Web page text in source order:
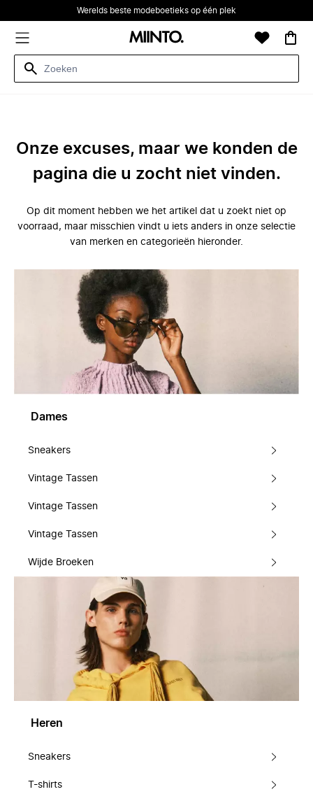
Werelds beste modeboetieks op één plek
Onze excuses, maar we konden de
pagina die u zocht niet vinden.
Op dit moment hebben we het artikel dat u zoekt niet op
voorraad, maar misschien vindt u iets anders in onze selectie
van merken en categorieën hieronder.
Dames
Sneakers
Vintage Tassen
Vintage Tassen
Vintage Tassen
Wijde Broeken
Heren
Sneakers
T-shirts